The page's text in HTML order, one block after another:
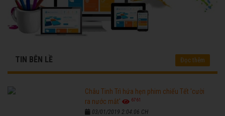
TIN BÊN LỀ Đọc thêm
Châu Tinh Trì hứa hẹn phim chiếu Tết 'cười
ra nước mắt'
6761
03/01/2019 2:04:06 CH